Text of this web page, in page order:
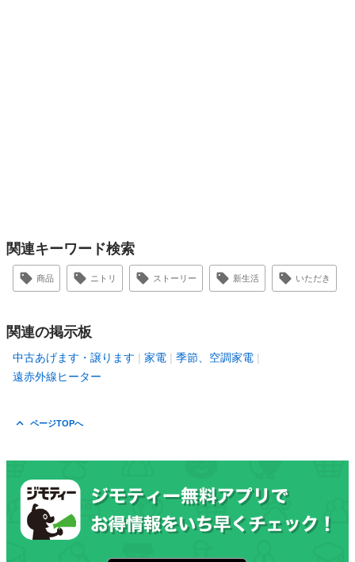
関連キーワード検索
商品 ニトリ ストーリー 新生活 いただき
関連の掲示板
中古あげます・譲ります 家電
季節、空調家電
遠赤外線ヒーター
ページTOPへ